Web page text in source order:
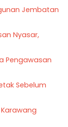
Jembatan
Nyasar,
Pengawasan
Sebelum